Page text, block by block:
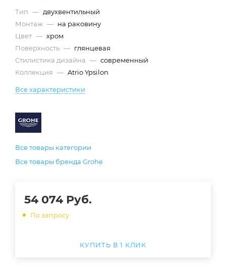
Тип — двухвентильный
Монтаж — на раковину
Цвет — хром
Поверхность — глянцевая
Стилистика дизайна — современный
Коллекция — Atrio Ypsilon
Все характеристики
Все товары категории
Все товары бренда Grohe
54 074 Руб.
По запросу
КУПИТЬ В 1 КЛИК